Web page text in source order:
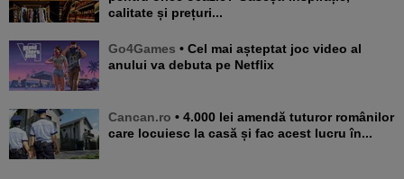
calitate și prețuri...
Go4Games • Cel mai așteptat joc video al
anului va debuta pe Netflix
Cancan.ro • 4.000 lei amendă tuturor românilor
care locuiesc la casă și fac acest lucru în...